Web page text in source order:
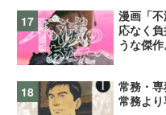
漫画「
応なく
うな傑作
常務・
常務より